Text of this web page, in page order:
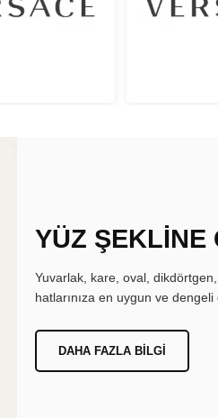
YÜZ ŞEKLİNE
Yuvarlak, kare, oval,
hatlarınıza en uygun ve
DAHA FAZLA BILGI